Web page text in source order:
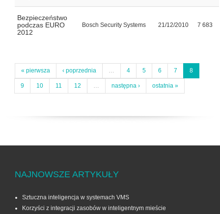
Bezpieczeństwo
podczas EURO
2012
Bosch Security Systems 21/12/2010 7 683
« pierwsza ‹ poprzednia … 4 5 6 7 8
9 10 11 12 … następna › ostatnia »
NAJNOWSZE ARTYKUŁY
Sztuczna inteligencja w systemach VMS
Korzyści z integracji zasobów w inteligentnym mieście